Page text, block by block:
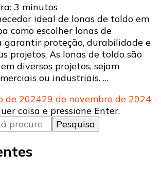
3 minutos
ideal de lonas de toldo em
como escolher lonas de
garantir proteção, durabilidade e
projetos. As lonas de toldo são
diversos projetos, sejam
ou industriais. …
de 202429 de novembro de 2024
coisa e pressione Enter.